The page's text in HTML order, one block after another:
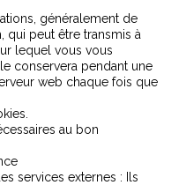
plan
généralement de
qui peut être transmis à
lequel vous vous
conservera pendant une
web chaque fois que
au bon
services externes : Ils